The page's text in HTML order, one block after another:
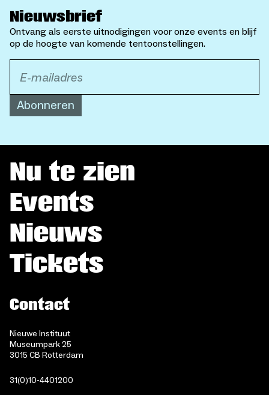
Nieuwsbrief
Ontvang als eerste uitnodigingen voor onze events en blijf
op de hoogte van komende tentoonstellingen.
Abonneren
Nu te zien
Events
Nieuws
Tickets
Contact
Nieuwe Instituut
Museumpark 25
3015 CB Rotterdam
31(0)10-4401200